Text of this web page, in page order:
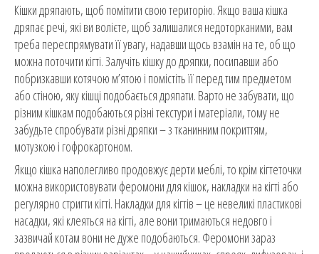
Кішки дряпають, щоб помітити свою територію. Якщо ваша кішка
дряпає речі, які ви волієте, щоб залишалися недоторканими, вам
треба переспрямувати її увагу, надавши щось взамін на те, об що
можна поточити кігті. Залучіть кішку до дряпки, посипавши або
побризкавши котячою м’ятою і помістіть її перед тим предметом
або стіною, яку кішці подобається дряпати. Варто не забувати, що
різним кішкам подобаються різні текстури і матеріали, тому не
забудьте спробувати різні дряпки – з тканинним покриттям,
мотузкою і гофрокартоном.
Якщо кішка наполегливо продовжує дерти меблі, то крім кігтеточки
можна використовувати феромони для кішок, накладки на кігті або
регулярно стригти кігті. Накладки для кігтів – це невеликі пластикові
насадки, які клеяться на кігті, але вони тримаються недовго і
зазвичай котам вони не дуже подобаються. Феромони зараз